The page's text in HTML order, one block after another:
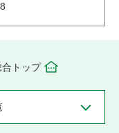
合トップ